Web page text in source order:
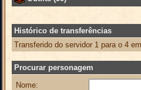
Histórico de transferências
Transferido do servidor 1 para o 4
Procurar personagem
Nome: